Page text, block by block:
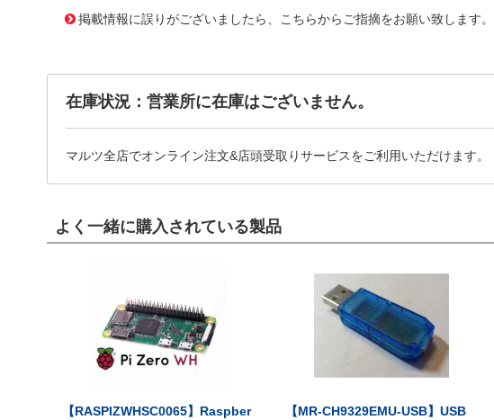
掲載情報に誤りがございましたら、こちらからご指摘をお願い致します。
在庫状況：営業所に在庫はございません。
マルツ全店でオンライン注文&店頭受取りサービスをご利用いただけます。
よく一緒に購入されている製品
【RASPIZWHSC0065】Raspber
【MR-CH9329EMU-USB】USB